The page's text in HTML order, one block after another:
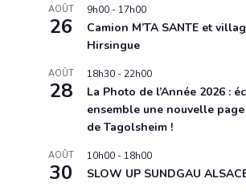
AOÛT
26
9h00 - 17h00
Camion M’TA SANTE et
Hirsingue
AOÛT
28
18h30 -22h00
La Photo de l’Année 2026 :
ensemble une nouvelle
de Tagolsheim !
AOÛT
30
10h00 - 18h00
SLOW UP SUNDGAU